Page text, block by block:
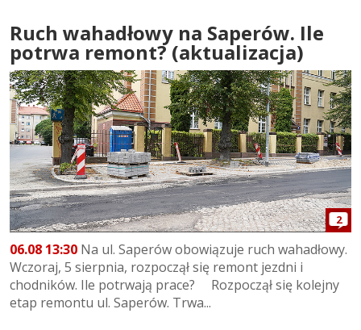
Ruch wahadłowy na Saperów. Ile
potrwa remont? (aktualizacja)
2
06.08 13:30 Na ul. Saperów obowiązuje ruch wahadłowy.
Wczoraj, 5 sierpnia, rozpoczął się remont jezdni i
chodników. Ile potrwają prace? Rozpoczął się kolejny
etap remontu ul. Saperów. Trwa...